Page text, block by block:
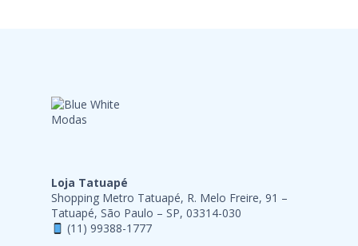
Loja Tatuapé
Shopping Metro Tatuapé, R. Melo Freire, 91 –
Tatuapé, São Paulo – SP, 03314-030
(11) 99388-1777